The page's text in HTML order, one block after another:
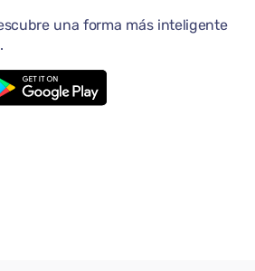
una forma más inteligente